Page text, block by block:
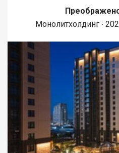
Монолитхолдинг ∙